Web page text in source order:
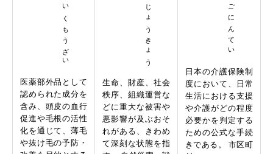
医薬部外品として
認められた成分を
含み、頭皮の血行
促進や毛根の活性
化を通じて、薄毛
や抜け毛の予防・
生命、財産、社会
秩序、組織運営な
どに重大な被害や
悪影響が及ぶおそ
れがある、きわめ
て深刻な状態を指
日本の介護保険制
度において、日常
生活における支援
や介護がどの程度
必要かを判定する
ための公式な手続
きである。 市区町